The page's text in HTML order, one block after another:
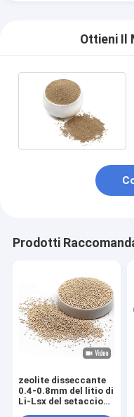
Ottieni Il
Prodotti
zeolite disseccante
0.4-0.8mm del litio di
Li-Lsx del setaccio